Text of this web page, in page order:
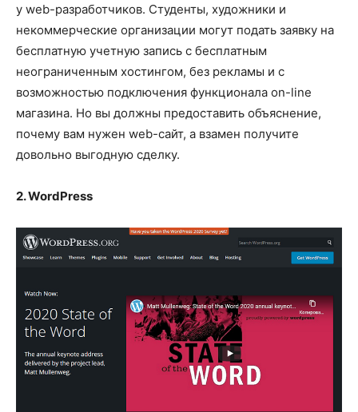
у web-разработчиков. Студенты, художники и
некоммерческие организации могут подать заявку на
бесплатную учетную запись с бесплатным
неограниченным хостингом, без рекламы и с
возможностью подключения функционала on-line
магазина. Но вы должны предоставить объяснение,
почему вам нужен web-сайт, а взамен получите
довольно выгодную сделку.
2. WordPress